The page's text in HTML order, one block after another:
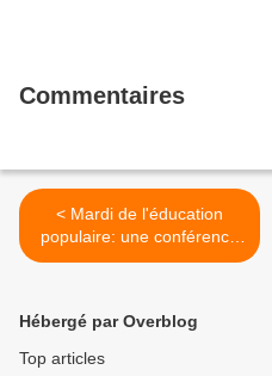
Commentaires
< Mardi de l'éducation
populaire: une conférence
très stimulante d'Olivier
Hébergé par Overblog
Top articles